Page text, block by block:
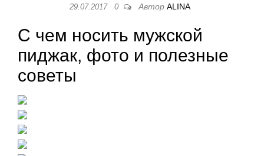
29.07.2017 0 Автор ALINA
С чем носить мужской
пиджак, фото и полезные
советы